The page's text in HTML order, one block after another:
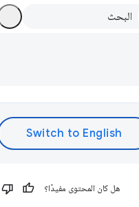
هل كان المحتوى مفيدًا؟